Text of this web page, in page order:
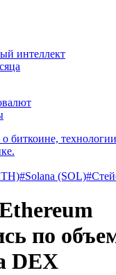
интеллект
биткоине,
#Solana (SOL)
по
DEX